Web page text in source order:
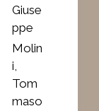
Giuse
ppe
Molin
i,
Tom
maso